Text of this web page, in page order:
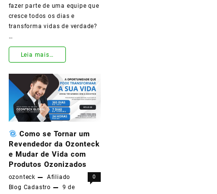
fazer parte de uma equipe que
cresce todos os dias e
transforma vidas de verdade?
…
Torne-
Representante
Oficial
da
Ozonteck
e
Leia mais…
Como se Tornar um
Revendedor da Ozonteck
e Mudar de Vida com
Produtos Ozonizados
ozonteck
Afiliado
Blog Cadastro 9 de
0